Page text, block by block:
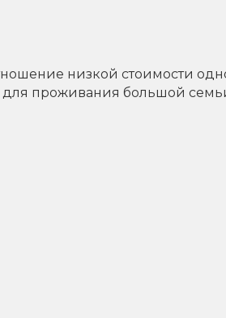
низкой стоимости
проживания большой